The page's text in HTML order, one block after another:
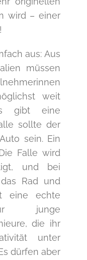
wird – einer
aus: Aus
müssen
weit
gibt eine
sollte der
sein. Ein
Falle wird
und bei
Rad und
eine echte
junge
die ihr
unter
dürfen aber